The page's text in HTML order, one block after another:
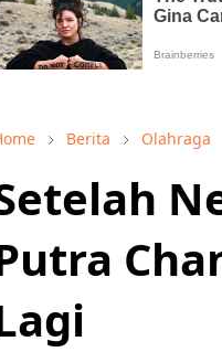
Berita Olahraga